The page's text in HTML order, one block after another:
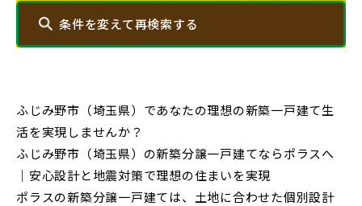
江戸川区(1)
東久留米市(2)
物件を検索する
駅から探す
条件を変えて再検索する
埼玉・中央エリア(50)
さいたま市(19)
ふじみ野市（埼玉県）であなたの理想の新築一戸建て生
活を実現しませんか？
ふじみ野市（埼玉県）の新築分譲一戸建てならポラスへ
｜安心設計と地震対策で理想の住まいを実現
ポラスの新築分譲一戸建ては、土地に合わせた個別設計